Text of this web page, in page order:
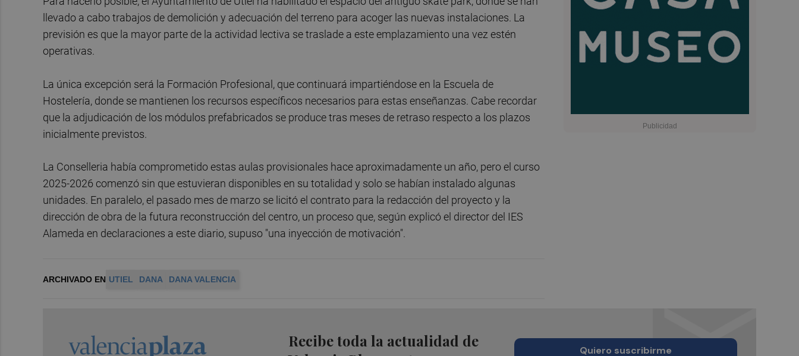
llevado a cabo trabajos de demolición y adecuación del terreno para acoger las nuevas instalaciones. La
previsión es que la mayor parte de la actividad lectiva se traslade a este emplazamiento una vez estén
operativas.
La única excepción será la Formación Profesional, que continuará impartiéndose en la Escuela de
Hostelería, donde se mantienen los recursos específicos necesarios para estas enseñanzas. Cabe recordar
que la adjudicación de los módulos prefabricados se produce tras meses de retraso respecto a los plazos
inicialmente previstos.
La Conselleria había comprometido estas aulas provisionales hace aproximadamente un año, pero el curso
2025-2026 comenzó sin que estuvieran disponibles en su totalidad y solo se habían instalado algunas
unidades. En paralelo, el pasado mes de marzo se licitó el contrato para la redacción del proyecto y la
dirección de obra de la futura reconstrucción del centro, un proceso que, según explicó el director del IES
Alameda en declaraciones a este diario, supuso "una inyección de motivación".
ARCHIVADO EN UTIEL DANA DANA VALENCIA
Recibe toda la actualidad de
Quiero suscribirme